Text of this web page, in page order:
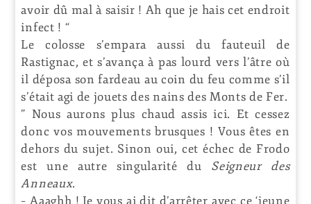
avoir dû mal à saisir ! Ah que je hais cet endroit
infect ! “
Le colosse s’empara aussi du fauteuil de
Rastignac, et s’avança à pas lourd vers l’âtre où
il déposa son fardeau au coin du feu comme s’il
s’était agi de jouets des nains des Monts de Fer.
” Nous aurons plus chaud assis ici. Et cessez
donc vos mouvements brusques ! Vous êtes en
dehors du sujet. Sinon oui, cet échec de Frodo
est une autre singularité du Seigneur des
Anneaux.
– Aaaghh ! Je vous ai dit d’arrêter avec ce ‘jeune